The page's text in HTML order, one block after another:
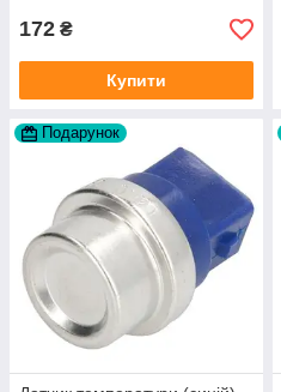
172 ₴
Купити
Подарунок